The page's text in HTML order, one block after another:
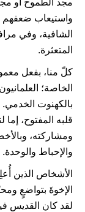
واستيعاب ضعفهم
الشافية، وفي
المتعثرة.
كلّ منا، بفعل
الخاصة؛
بالكهنوت الخدمي.
قلبه المفتوح،
ومشاركته،
والإحباط والوحدة.
الأشخاص الذين
الإخوةَ بتواضعٍ
لقد كان القديس